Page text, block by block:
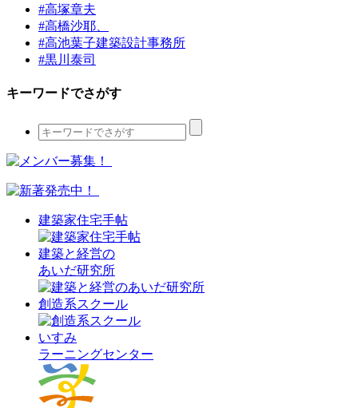
#高塚章夫
#高橋沙耶、
#高池葉子建築設計事務所
#黒川泰司
キーワードでさがす
建築家住宅手帖
建築と経営の
あいだ研究所
創造系スクール
いすみ
ラーニングセンター